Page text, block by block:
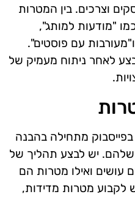
וצרכים. בין המטרות
"מודעות למותג",
עם פוסטים".
לאחר ניתוח מעמיק של
מתחילה בהבנה
יש לבצע תהליך של
עושים ואילו מטרות הם
לקבוע מטרות מדידות,